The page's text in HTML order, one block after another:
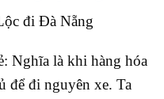
đi Đà Nẵng
Nghĩa là khi hàng hóa
để đi nguyên xe. Ta